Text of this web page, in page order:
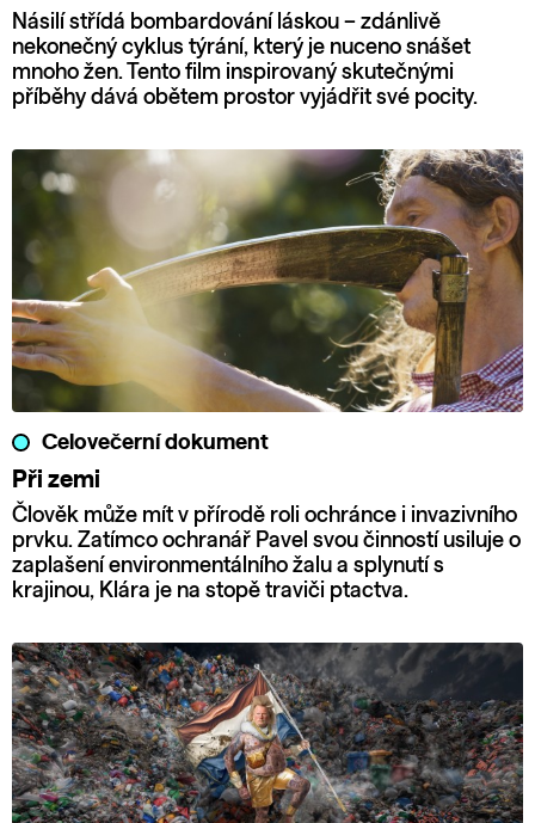
Násilí střídá bombardování láskou – zdánlivě
nekonečný cyklus týrání, který je nuceno snášet
mnoho žen. Tento film inspirovaný skutečnými
příběhy dává obětem prostor vyjádřit své pocity.
Celovečerní dokument
Při zemi
Člověk může mít v přírodě roli ochránce i invazivního
prvku. Zatímco ochranář Pavel svou činností usiluje o
zaplašení environmentálního žalu a splynutí s
krajinou, Klára je na stopě traviči ptactva.